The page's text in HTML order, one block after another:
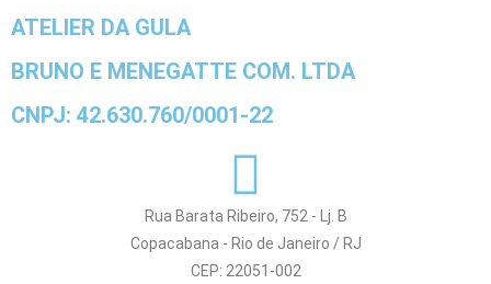
ATELIER DA GULA
BRUNO E MENEGATTE COM. LTDA
CNPJ: 42.630.760/0001-22
Rua Barata Ribeiro, 752 - Lj. B
Copacabana - Rio de Janeiro / RJ
CEP: 22051-002